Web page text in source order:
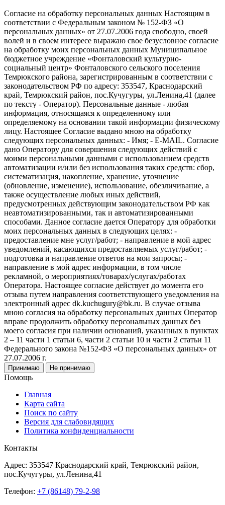
Согласие на обработку персональных данных Настоящим в
соответствии с Федеральным законом № 152-ФЗ «О
персональных данных» от 27.07.2006 года свободно, своей
волей и в своем интересе выражаю свое безусловное согласие
на обработку моих персональных данных Муниципальное
бюджетное учреждение «Фонталовский культурно-
социальный центр» Фонталовского сельского поселения
Темрюкского района, зарегистрированным в соответствии с
законодательством РФ по адресу: 353547, Краснодарский
край, Темрюкский район, пос.Кучугуры, ул.Ленина,41 (далее
по тексту - Оператор). Персональные данные - любая
информация, относящаяся к определенному или
определяемому на основании такой информации физическому
лицу. Настоящее Согласие выдано мною на обработку
следующих персональных данных: - Имя; - E-MAIL. Согласие
дано Оператору для совершения следующих действий с
моими персональными данными с использованием средств
автоматизации и/или без использования таких средств: сбор,
систематизация, накопление, хранение, уточнение
(обновление, изменение), использование, обезличивание, а
также осуществление любых иных действий,
предусмотренных действующим законодательством РФ как
неавтоматизированными, так и автоматизированными
способами. Данное согласие дается Оператору для обработки
моих персональных данных в следующих целях: -
предоставление мне услуг/работ; - направление в мой адрес
уведомлений, касающихся предоставляемых услуг/работ; -
подготовка и направление ответов на мои запросы; -
направление в мой адрес информации, в том числе
рекламной, о мероприятиях/товарах/услугах/работах
Оператора. Настоящее согласие действует до момента его
отзыва путем направления соответствующего уведомления на
электронный адрес dk.kuchugury@bk.ru. В случае отзыва
мною согласия на обработку персональных данных Оператор
вправе продолжить обработку персональных данных без
моего согласия при наличии оснований, указанных в пунктах
2 – 11 части 1 статьи 6, части 2 статьи 10 и части 2 статьи 11
Федерального закона №152-ФЗ «О персональных данных» от
27.07.2006 г.
Принимаю Не принимаю
Помощь
Главная
Карта сайта
Поиск по сайту
Версия для слабовидящих
Политика конфиденциальности
Контакты
Адрес: 353547 Краснодарский край, Темрюкский район,
пос.Кучугуры, ул.Ленина,41
Телефон: +7 (86148) 79-2-98